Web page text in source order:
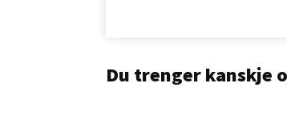
Du trenger kanskje